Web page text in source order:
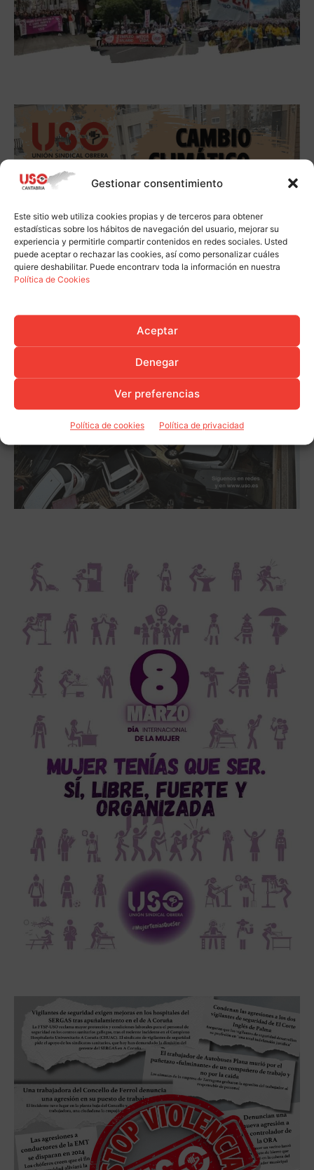
Gestionar consentimiento
Este sitio web utiliza cookies propias y de terceros para obtener
estadísticas sobre los hábitos de navegación del usuario, mejorar su
experiencia y permitirle compartir contenidos en redes sociales. Usted
puede aceptar o rechazar las cookies, así como personalizar cuáles
quiere deshabilitar. Puede encontrarv toda la información en nuestra
Política de Cookies
Aceptar
Denegar
Ver preferencias
Política de cookies Política de privacidad